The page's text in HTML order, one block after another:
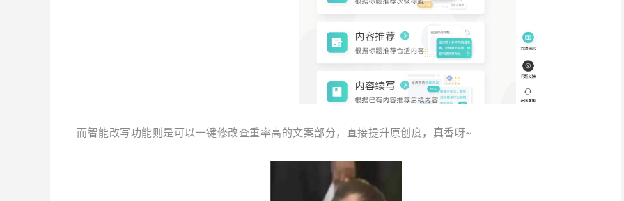
而智能改写功能则是可以一键修改查重率高的文案部分，直接提升原创度，真香呀~